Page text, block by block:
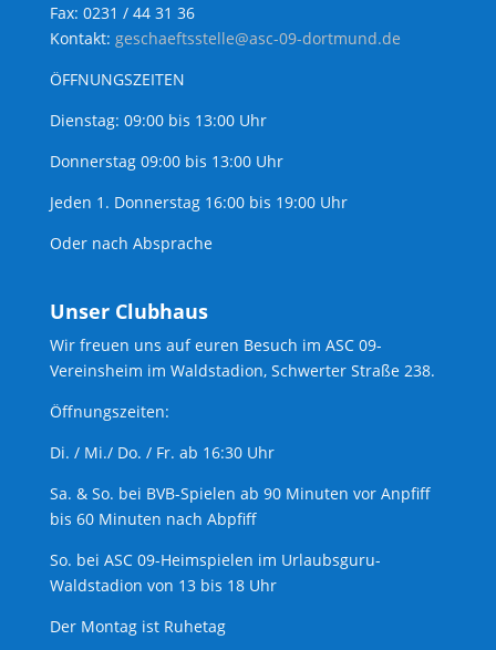
Fax: 0231 / 44 31 36
Kontakt: geschaeftsstelle@asc-09-dortmund.de
ÖFFNUNGSZEITEN
Dienstag: 09:00 bis 13:00 Uhr
Donnerstag 09:00 bis 13:00 Uhr
Jeden 1. Donnerstag 16:00 bis 19:00 Uhr
Oder nach Absprache
Unser Clubhaus
Wir freuen uns auf euren Besuch im ASC 09-
Vereinsheim im Waldstadion, Schwerter Straße 238.
Öffnungszeiten:
Di. / Mi./ Do. / Fr. ab 16:30 Uhr
Sa. & So. bei BVB-Spielen ab 90 Minuten vor Anpfiff
bis 60 Minuten nach Abpfiff
So. bei ASC 09-Heimspielen im Urlaubsguru-
Waldstadion von 13 bis 18 Uhr
Der Montag ist Ruhetag